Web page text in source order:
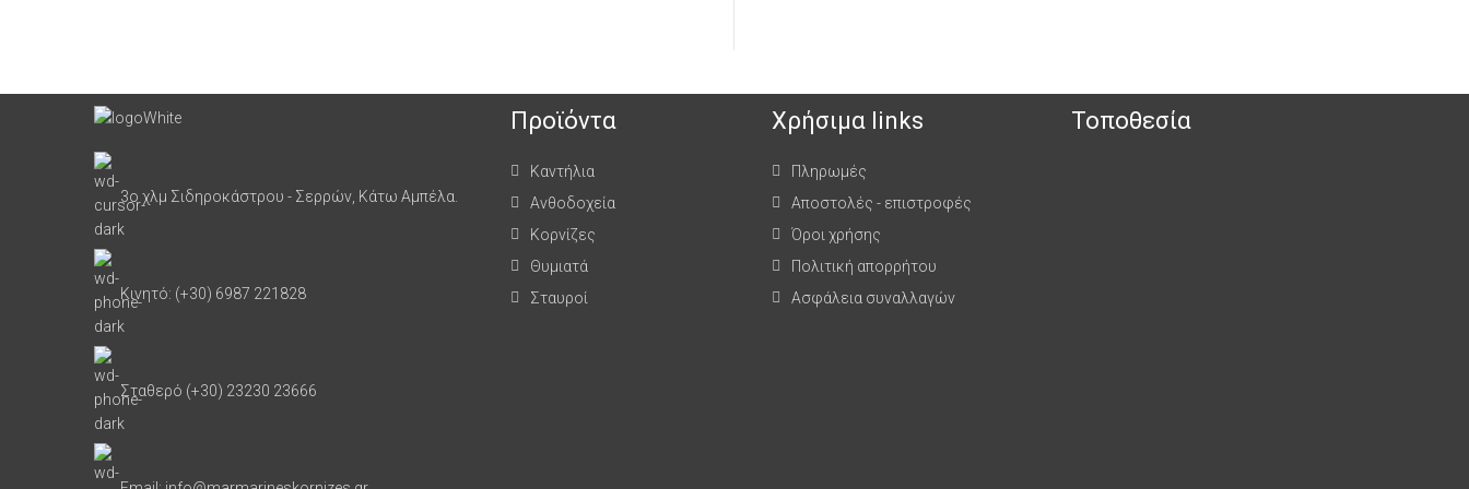
3ο χλμ Σιδηροκάστρου - Σερρών, Κάτω Αμπέλα.
Κινητό: (+30) 6987 221828
Σταθερό (+30) 23230 23666
Προϊόντα
Καντήλια
Ανθοδοχεία
Κορνίζες
Θυμιατά
Σταυροί
Χρήσιμα links
Πληρωμές
Αποστολές - επιστροφές
Όροι χρήσης
Πολιτική απορρήτου
Ασφάλεια συναλλαγών
Τοποθεσία